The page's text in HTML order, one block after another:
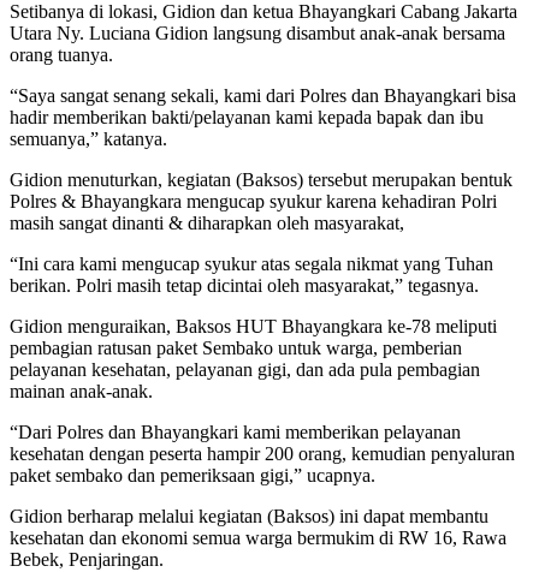
Setibanya di lokasi, Gidion dan ketua Bhayangkari Cabang Jakarta
Utara Ny. Luciana Gidion langsung disambut anak-anak bersama
orang tuanya.
“Saya sangat senang sekali, kami dari Polres dan Bhayangkari bisa
hadir memberikan bakti/pelayanan kami kepada bapak dan ibu
semuanya,” katanya.
Gidion menuturkan, kegiatan (Baksos) tersebut merupakan bentuk
Polres & Bhayangkara mengucap syukur karena kehadiran Polri
masih sangat dinanti & diharapkan oleh masyarakat,
“Ini cara kami mengucap syukur atas segala nikmat yang Tuhan
berikan. Polri masih tetap dicintai oleh masyarakat,” tegasnya.
Gidion menguraikan, Baksos HUT Bhayangkara ke-78 meliputi
pembagian ratusan paket Sembako untuk warga, pemberian
pelayanan kesehatan, pelayanan gigi, dan ada pula pembagian
mainan anak-anak.
“Dari Polres dan Bhayangkari kami memberikan pelayanan
kesehatan dengan peserta hampir 200 orang, kemudian penyaluran
paket sembako dan pemeriksaan gigi,” ucapnya.
Gidion berharap melalui kegiatan (Baksos) ini dapat membantu
kesehatan dan ekonomi semua warga bermukim di RW 16, Rawa
Bebek, Penjaringan.